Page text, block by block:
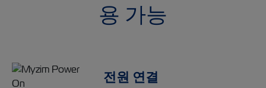
용 가능
전원 연결